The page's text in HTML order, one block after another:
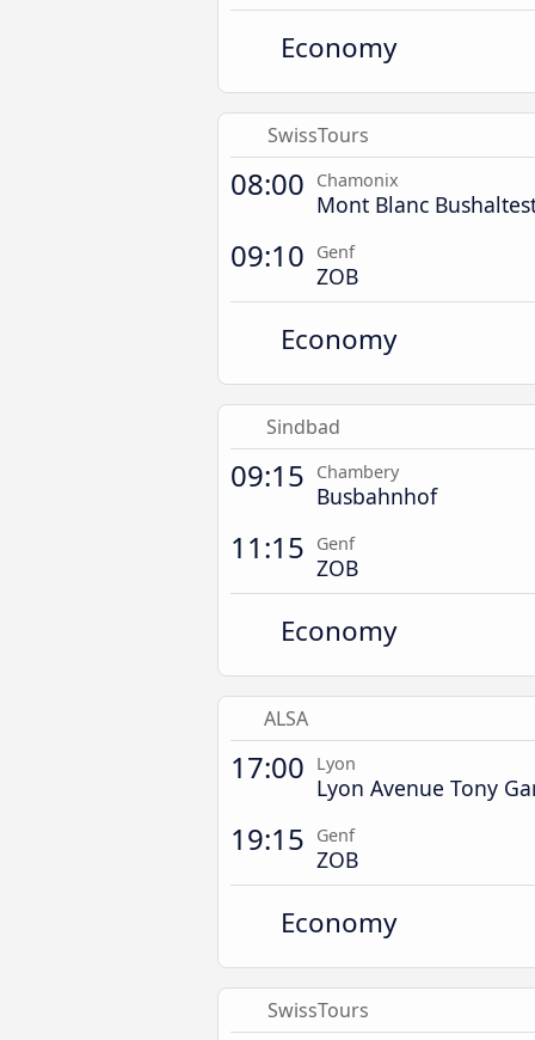
Economy
SwissTours
08:00 Chamonix
Mont Blanc
09:10 Genf
ZOB
Economy
Sindbad
09:15 Chambery
Busbahnhof
11:15 Genf
ZOB
Economy
ALSA
17:00 Lyon
Lyon Avenue Tony
19:15 Genf
ZOB
Economy
SwissTours